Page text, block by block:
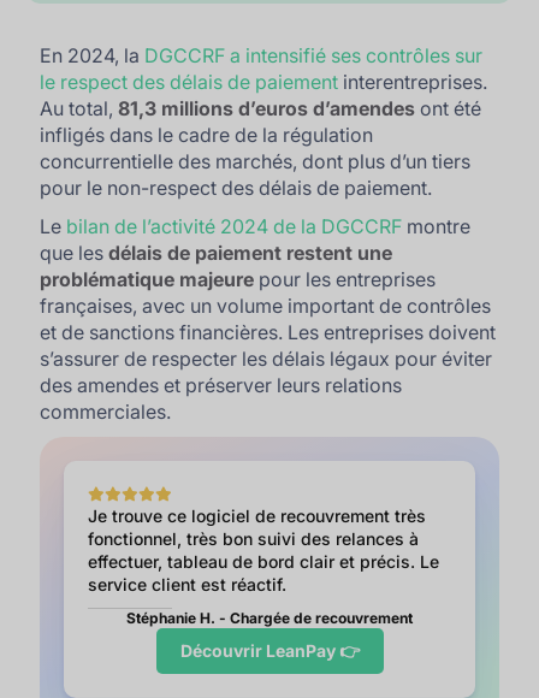
En 2024, la DGCCRF a intensifié ses contrôles sur
le respect des délais de paiement interentreprises.
Au total,81,3 millions d’euros d’amendes ont été
infligés dans le cadre de la régulation
concurrentielle des marchés, dont plus d’un tiers
pour le non-respect des délais de paiement.
Le bilan de l’activité 2024 de la DGCCRF montre
que lesdélais de paiement restent une
problématique majeure pour les entreprises
françaises, avec un volume important de contrôles
et de sanctions financières. Les entreprises doivent
s’assurer de respecter les délais légaux pour éviter
des amendes et préserver leurs relations
commerciales.
Je trouve ce logiciel de recouvrement très
fonctionnel, très bon suivi des relances à
effectuer, tableau de bord clair et précis. Le
service client est réactif.
Stéphanie H. - Chargée de recouvrement
Découvrir LeanPay 👉